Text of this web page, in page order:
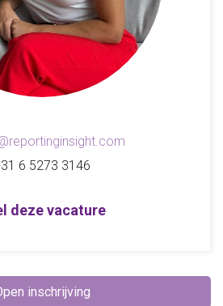
6 5273 3146
deze vacature
inschrijving